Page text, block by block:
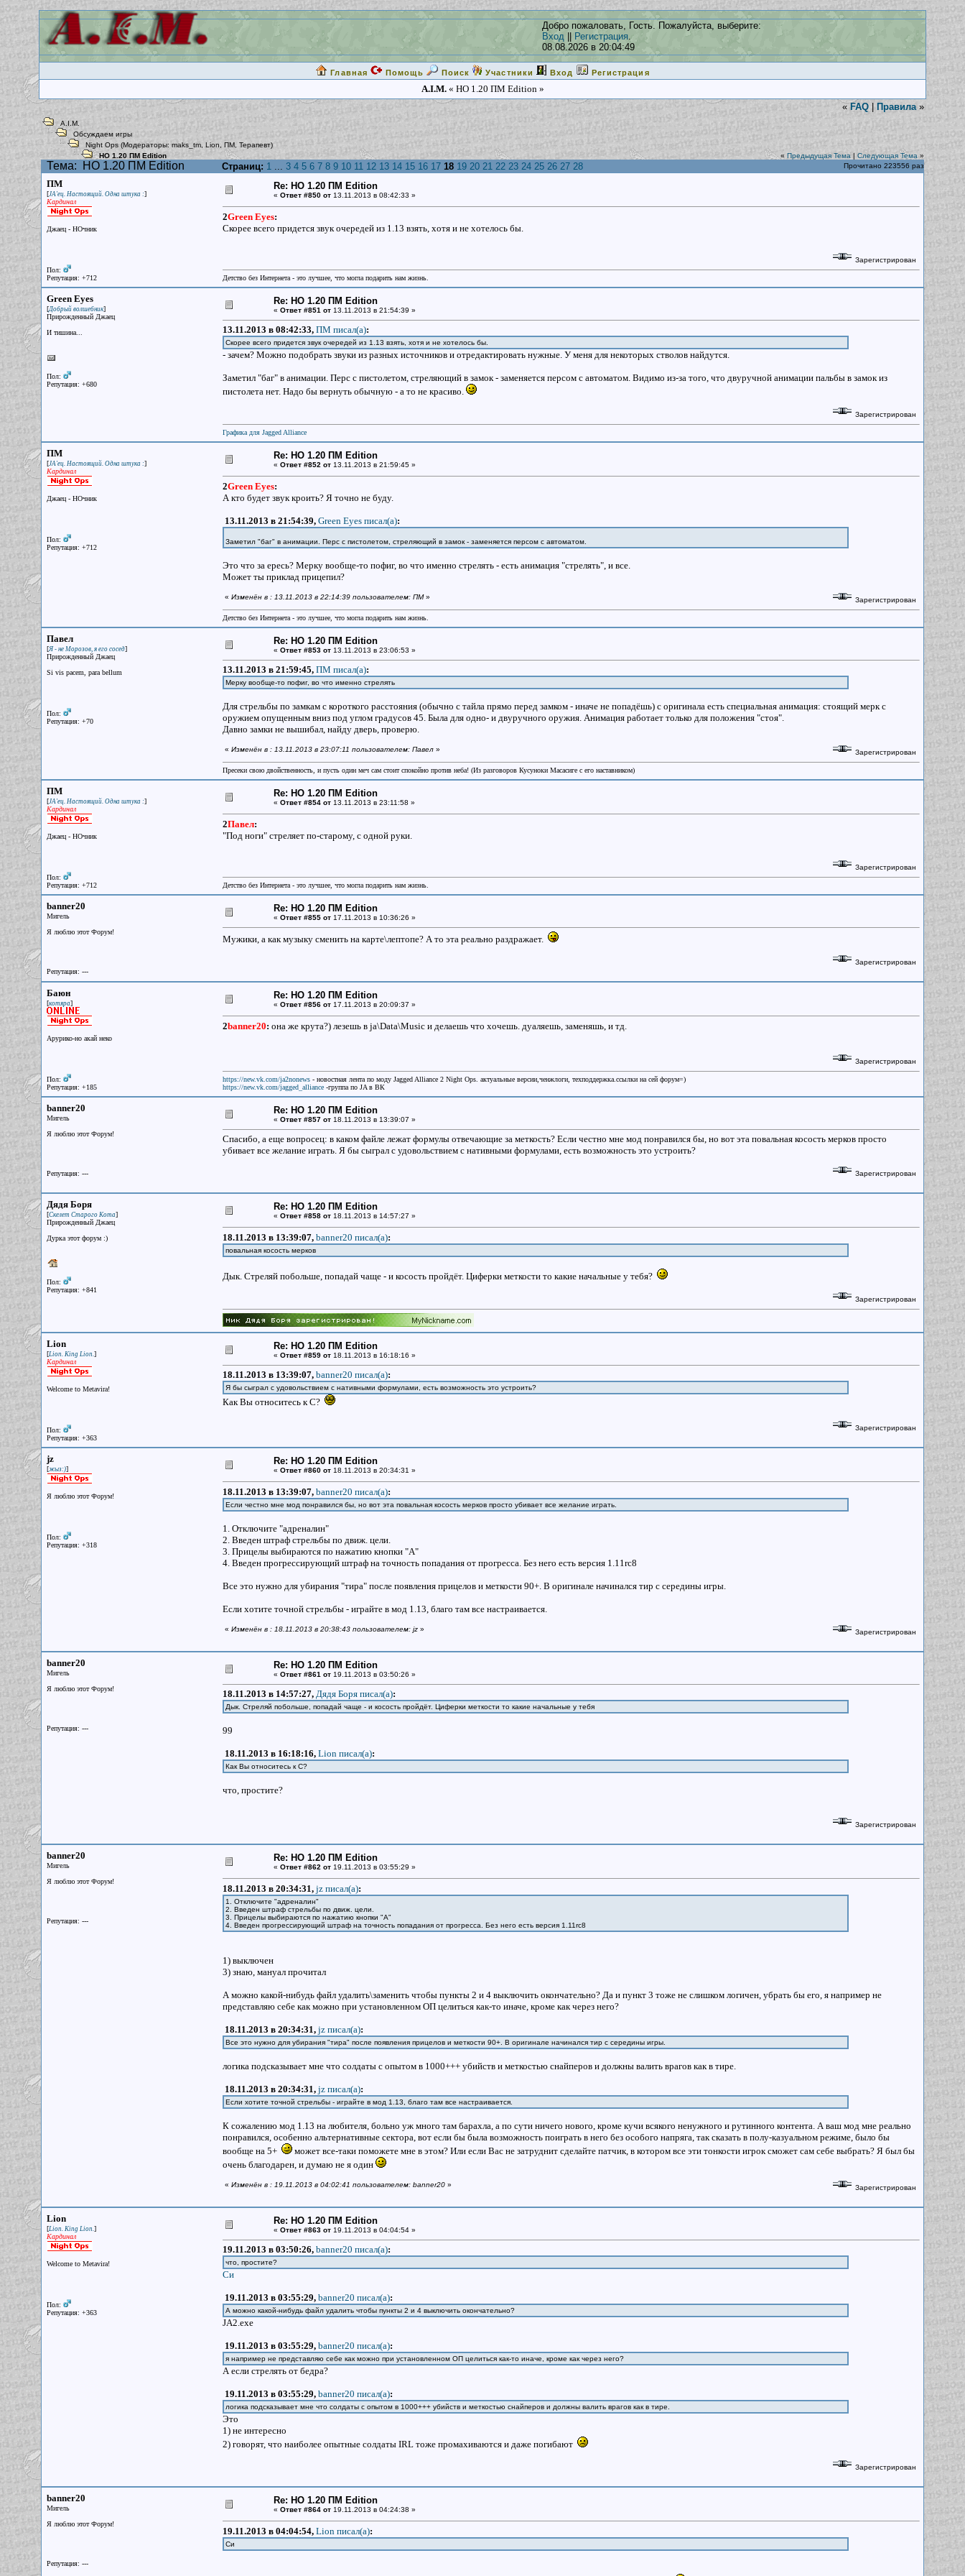
Добро пожаловать, Гость. Пожалуйста, выберите:
Вход
Регистрация.
08.08.2026 в 20:04:49
Главная Помощь Поиск Участники Вход Регистрация
A.I.M.« НО 1.20 ПМ Edition »
« FAQ | Правила »
A.I.M.
Обсуждаем игры
Night Ops (Модераторы:maks_tm Lion ПМ Терапевт)
НО 1.20 ПМ Edition
« Предыдущая Тема | Следующая Тема »
Тема: НО 1.20 ПМ Edition Страниц: 1 ... 3 4 5 6 7 8 9 10 11 12 13 14 15 16 17 18 19 20 21 22 23 24 25 26 27 28 Прочитано 223556 раз
ПМ
[JA'ец. Настоящий. Одна штука :]
Кардинал
Джаец - НОчник
Пол:
Репутация: +712
Re: НО 1.20 ПМ Edition
« Ответ #850 от 13.11.2013 в 08:42:33 »
2Green Eyes:
Скорее всего придется звук очередей из 1.13 взять, хотя и не хотелось бы.
Зарегистрирован
Детство без Интернета - это лучшее, что могла подарить нам жизнь.
Green Eyes
[Добрый волшебник]
Прирожденный Джаец
И тишина...
Пол:
Репутация: +680
Re: НО 1.20 ПМ Edition
« Ответ #851 от 13.11.2013 в 21:54:39 »
13.11.2013 в 08:42:33, ПМ писал(a):
Скорее всего придется звук очередей из 1.13 взять, хотя и не хотелось бы.
- зачем? Можно подобрать звуки из разных источников и отредактировать нужные. У меня для некоторых стволов найдутся.
Заметил "баг" в анимации. Перс с пистолетом, стреляющий в замок - заменяется персом с автоматом. Видимо из-за того, что двуручной анимации пальбы в замок из
пистолета нет. Надо бы вернуть обычную - а то не красиво.
Зарегистрирован
Графика для Jagged Alliance
ПМ
[JA'ец. Настоящий. Одна штука :]
Кардинал
Джаец - НОчник
Пол:
Репутация: +712
Re: НО 1.20 ПМ Edition
« Ответ #852 от 13.11.2013 в 21:59:45 »
2Green Eyes:
А кто будет звук кроить? Я точно не буду.
13.11.2013 в 21:54:39, Green Eyes писал(a):
Заметил "баг" в анимации. Перс с пистолетом, стреляющий в замок - заменяется персом с автоматом.
Это что за ересь? Мерку вообще-то пофиг, во что именно стрелять - есть анимация "стрелять", и все.
Может ты приклад прицепил?
« Изменён в : 13.11.2013 в 22:14:39 пользователем: ПМ» Зарегистрирован
Детство без Интернета - это лучшее, что могла подарить нам жизнь.
Павел
[Я - не Морозов, я его сосед]
Прирожденный Джаец
Si vis pacem, para bellum
Пол:
Репутация: +70
Re: НО 1.20 ПМ Edition
« Ответ #853 от 13.11.2013 в 23:06:53 »
13.11.2013 в 21:59:45, ПМ писал(a):
Мерку вообще-то пофиг, во что именно стрелять
Для стрельбы по замкам с короткого расстояния (обычно с тайла прямо перед замком - иначе не попадёшь) с оригинала есть специальная анимация: стоящий мерк с
оружием опущенным вниз под углом градусов 45. Была для одно- и двуручного оружия. Анимация работает только для положения "стоя".
Давно замки не вышибал, найду дверь, проверю.
« Изменён в : 13.11.2013 в 23:07:11 пользователем: Павел » Зарегистрирован
Пресеки свою двойственность, и пусть один меч сам стоит спокойно против неба! (Из разговоров Кусуноки Масасиге с его наставником)
ПМ
[JA'ец. Настоящий. Одна штука :]
Кардинал
Джаец - НОчник
Пол:
Репутация: +712
Re: НО 1.20 ПМ Edition
« Ответ #854 от 13.11.2013 в 23:11:58 »
2Павел:
"Под ноги" стреляет по-старому, с одной руки.
Зарегистрирован
Детство без Интернета - это лучшее, что могла подарить нам жизнь.
banner20
Мигель
Я люблю этот Форум!
Репутация: ---
Re: НО 1.20 ПМ Edition
« Ответ #855 от 17.11.2013 в 10:36:26 »
Мужики, а как музыку сменить на карте\лептопе? А то эта реально раздражает.
Зарегистрирован
Баюн
[котяра]
Арурико-но акай неко
Пол:
Репутация: +185
Re: НО 1.20 ПМ Edition
« Ответ #856 от 17.11.2013 в 20:09:37 »
2banner20: она же крута?) лезешь в ja\Data\Music и делаешь что хочешь. дуаляешь, заменяшь, и тд.
Зарегистрирован
https://new.vk.com/ja2nonews - новостная лента по моду Jagged Alliance 2 Night Ops. актуальные версии,ченжлоги, техподдержка.ссылки на сей форум=)
https://new.vk.com/jagged_alliance -группа по JA в ВК
banner20
Мигель
Я люблю этот Форум!
Репутация: ---
Re: НО 1.20 ПМ Edition
« Ответ #857 от 18.11.2013 в 13:39:07 »
Спасибо, а еще вопросец: в каком файле лежат формулы отвечающие за меткость? Если честно мне мод понравился бы, но вот эта повальная косость мерков просто
убивает все желание играть. Я бы сыграл с удовольствием с нативными формулами, есть возможность это устроить?
Зарегистрирован
Дядя Боря
[Скелет Старого Кота]
Прирожденный Джаец
Дурка этот форум :)
Пол:
Репутация: +841
Re: НО 1.20 ПМ Edition
« Ответ #858 от 18.11.2013 в 14:57:27 »
18.11.2013 в 13:39:07, banner20 писал(a):
повальная косость мерков
Дык. Стреляй побольше, попадай чаще - и косость пройдёт. Циферки меткости то какие начальные у тебя?
Зарегистрирован
Lion
[Lion. King Lion.]
Кардинал
Welcome to Metavira!
Пол:
Репутация: +363
Re: НО 1.20 ПМ Edition
« Ответ #859 от 18.11.2013 в 16:18:16 »
18.11.2013 в 13:39:07, banner20 писал(a):
Я бы сыграл с удовольствием с нативными формулами, есть возможность это устроить?
Как Вы относитесь к С?
Зарегистрирован
jz
[жыз:)]
Я люблю этот Форум!
Пол:
Репутация: +318
Re: НО 1.20 ПМ Edition
« Ответ #860 от 18.11.2013 в 20:34:31 »
18.11.2013 в 13:39:07, banner20 писал(a):
Если честно мне мод понравился бы, но вот эта повальная косость мерков просто убивает все желание играть.
1. Отключите "адреналин"
2. Введен штраф стрельбы по движ. цели.
3. Прицелы выбираются по нажатию кнопки "А"
4. Введен прогрессирующий штраф на точность попадания от прогресса. Без него есть версия 1.11rc8
Все это нужно для убирания "тира" после появления прицелов и меткости 90+. В оригинале начинался тир с середины игры.
Если хотите точной стрельбы - играйте в мод 1.13, благо там все настраивается.
« Изменён в : 18.11.2013 в 20:38:43 пользователем: jz » Зарегистрирован
banner20
Мигель
Я люблю этот Форум!
Репутация: ---
Re: НО 1.20 ПМ Edition
« Ответ #861 от 19.11.2013 в 03:50:26 »
18.11.2013 в 14:57:27, Дядя Боря писал(a):
Дык. Стреляй побольше, попадай чаще - и косость пройдёт. Циферки меткости то какие начальные у тебя
99
18.11.2013 в 16:18:16, Lion писал(a):
Как Вы относитесь к С?
что, простите?
Зарегистрирован
banner20
Мигель
Я люблю этот Форум!
Репутация: ---
Re: НО 1.20 ПМ Edition
« Ответ #862 от 19.11.2013 в 03:55:29 »
18.11.2013 в 20:34:31, jz писал(a):
1. Отключите "адреналин"
2. Введен штраф стрельбы по движ. цели.
3. Прицелы выбираются по нажатию кнопки "А"
4. Введен прогрессирующий штраф на точность попадания от прогресса. Без него есть версия 1.11rc8
1) выключен
3) знаю, мануал прочитал
А можно какой-нибудь файл удалить\заменить чтобы пункты 2 и 4 выключить окончательно? Да и пункт 3 тоже не слишком логичен, убрать бы его, я например не
представляю себе как можно при установленном ОП целиться как-то иначе, кроме как через него?
18.11.2013 в 20:34:31, jz писал(a):
Все это нужно для убирания "тира" после появления прицелов и меткости 90+. В оригинале начинался тир с середины игры.
логика подсказывает мне что солдаты с опытом в 1000+++ убийств и меткостью снайперов и должны валить врагов как в тире.
18.11.2013 в 20:34:31, jz писал(a):
Если хотите точной стрельбы - играйте в мод 1.13, благо там все настраивается.
К сожалению мод 1.13 на любителя, больно уж много там барахла, а по сути ничего нового, кроме кучи всякого ненужного и рутинного контента. А ваш мод мне реально
понравился, особенно альтернативные сектора, вот если бы была возможность поиграть в него без особого напряга, так сказать в полу-казуальном режиме, было бы
вообще на 5+
может все-таки поможете мне в этом? Или если Вас не затруднит сделайте патчик, в котором все эти тонкости игрок сможет сам себе выбрать? Я был бы
очень благодарен, и думаю не я один
« Изменён в : 19.11.2013 в 04:02:41 пользователем: banner20 » Зарегистрирован
Lion
[Lion. King Lion.]
Кардинал
Welcome to Metavira!
Пол:
Репутация: +363
Re: НО 1.20 ПМ Edition
« Ответ #863 от 19.11.2013 в 04:04:54 »
19.11.2013 в 03:50:26, banner20 писал(a):
что, простите?
Си
19.11.2013 в 03:55:29, banner20 писал(a):
А можно какой-нибудь файл удалить чтобы пункты 2 и 4 выключить окончательно?
JA2.exe
19.11.2013 в 03:55:29, banner20 писал(a):
я например не представляю себе как можно при установленном ОП целиться как-то иначе, кроме как через него?
А если стрелять от бедра?
19.11.2013 в 03:55:29, banner20 писал(a):
логика подсказывает мне что солдаты с опытом в 1000+++ убийств и меткостью снайперов и должны валить врагов как в тире.
Это
1) не интересно
2) говорят, что наиболее опытные солдаты IRL тоже промахиваются и даже погибают
Зарегистрирован
banner20
Мигель
Я люблю этот Форум!
Репутация: ---
Re: НО 1.20 ПМ Edition
« Ответ #864 от 19.11.2013 в 04:24:38 »
19.11.2013 в 04:04:54, Lion писал(a):
Си